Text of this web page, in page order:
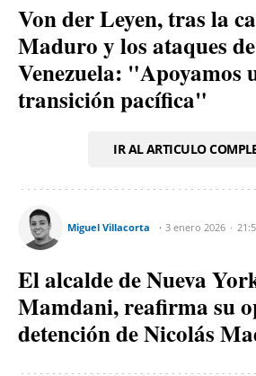
Von der Leyen, tras la
Maduro y los ataques
Venezuela: "Apoyamos
transición pacífica"
IR AL ARTICULO
Miguel Villacorta 3 enero 2026
El alcalde de Nueva
Mamdani, reafirma su
detención de Nicolás